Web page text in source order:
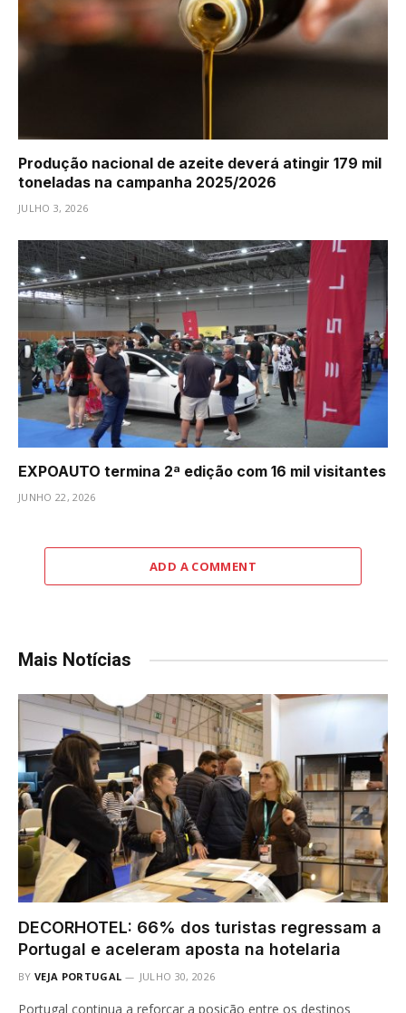
Produção nacional de azeite deverá atingir 179 mil
toneladas na campanha 2025/2026
JULHO 3, 2026
EXPOAUTO termina 2ª edição com 16 mil visitantes
JUNHO 22, 2026
ADD A COMMENT
Mais Notícias
DECORHOTEL: 66% dos turistas regressam a
Portugal e aceleram aposta na hotelaria
BY VEJA PORTUGAL JULHO 30, 2026
Portugal continua a reforçar a posição entre os destinos